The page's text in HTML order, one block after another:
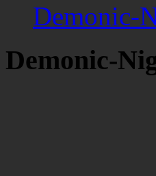
Demonic-
Demonic-